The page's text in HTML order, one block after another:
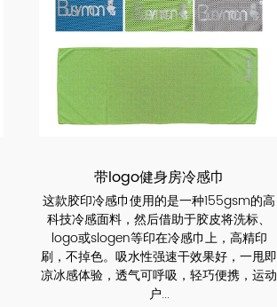
带logo健身房冷感巾
这款胶印冷感巾使用的是一种155gsm的高
科技冷感面料，然后借助于胶皮将洗标、
logo或slogen等印在冷感巾上，高精印
刷，不掉色。吸水性强速干效果好，一甩即
凉冰感体验，透气可呼吸，轻巧便携，运动
户...